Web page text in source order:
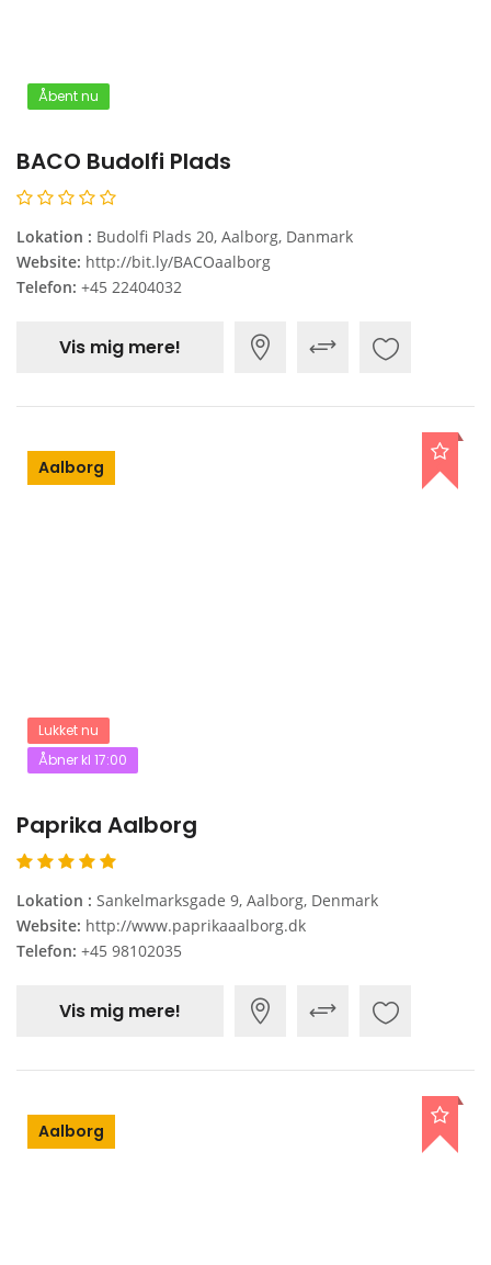
Åbent nu
BACO Budolfi Plads
Lokation : Budolfi Plads 20, Aalborg, Danmark
Website: http://bit.ly/BACOaalborg
Telefon: +45 22404032
Vis mig mere!
Aalborg
Lukket nu
Åbner kl 17:00
Paprika Aalborg
Lokation : Sankelmarksgade 9, Aalborg, Denmark
Website: http://www.paprikaaalborg.dk
Telefon: +45 98102035
Vis mig mere!
Aalborg